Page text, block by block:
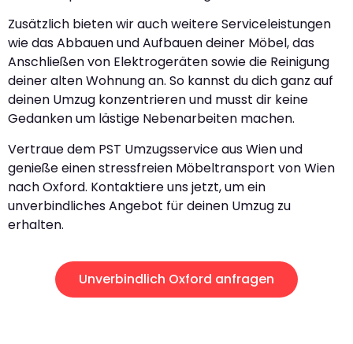
Zusätzlich bieten wir auch weitere Serviceleistungen
wie das Abbauen und Aufbauen deiner Möbel, das
Anschließen von Elektrogeräten sowie die Reinigung
deiner alten Wohnung an. So kannst du dich ganz auf
deinen Umzug konzentrieren und musst dir keine
Gedanken um lästige Nebenarbeiten machen.
Vertraue dem PST Umzugsservice aus Wien und
genieße einen stressfreien Möbeltransport von Wien
nach Oxford. Kontaktiere uns jetzt, um ein
unverbindliches Angebot für deinen Umzug zu
erhalten.
Unverbindlich Oxford anfragen